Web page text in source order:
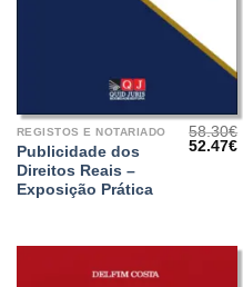
REGISTOS E NOTARIADO
Publicidade dos
Direitos Reais –
Exposição Prática
58.30€
O
52.47€O